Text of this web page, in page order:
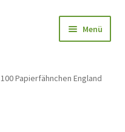
Menü
100 Papierfähnchen England